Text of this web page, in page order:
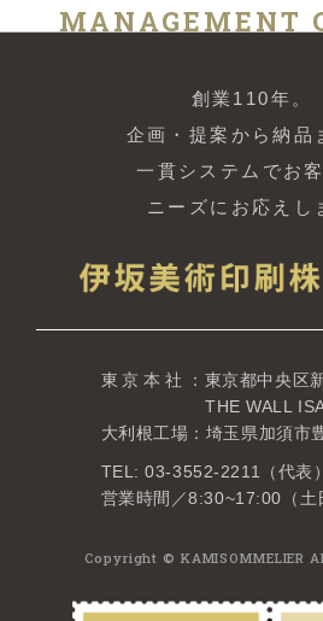
MANAGEMENT
創業110年。
企画・提案から納品
一貫システムでお
ニーズにお応えし
東京本社
：東京都中央区
THE WALL
大利根工場：埼玉県加須市
TEL: 03-3552-2211（代表）
営業時間／8:30~17:00（土
Copyright © KAMISOMMELIER